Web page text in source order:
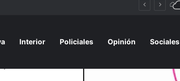
para quienes no los registren
Interior Policiales Opinión Sociales